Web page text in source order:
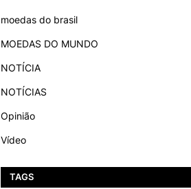
moedas do brasil
MOEDAS DO MUNDO
NOTÍCIA
NOTÍCIAS
Opinião
Vídeo
TAGS